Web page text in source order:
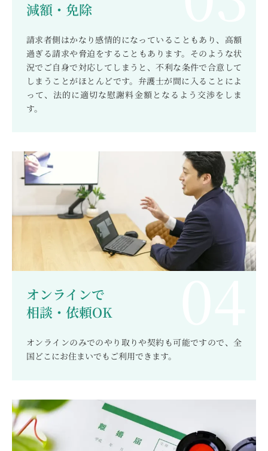
減額・免除
請求者側はかなり感情的になっていることもあり、高額
過ぎる請求や脅迫をすることもあります。そのような状
況でご自身で対応してしまうと、不利な条件で合意して
しまうことがほとんどです。弁護士が間に入ることによ
って、法的に適切な慰謝料金額となるよう交渉をしま
す。
オンラインで
相談・依頼OK
オンラインのみでのやり取りや契約も可能ですので、全
国どこにお住まいでもご利用できます。